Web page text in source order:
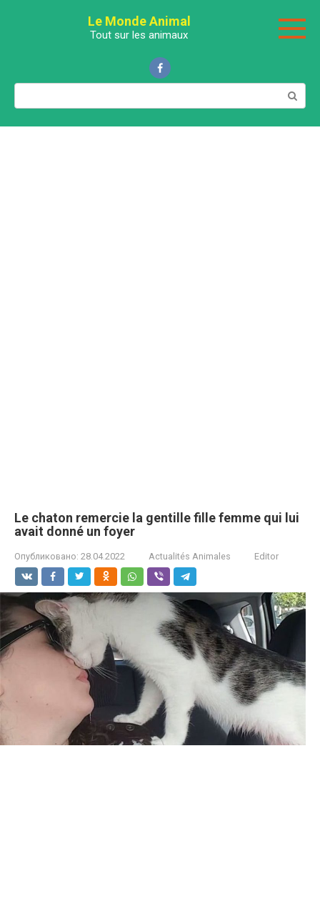
Le Monde Animal
Tout sur les animaux
Поиск:
Le chaton remercie la gentille fille femme qui lui
avait donné un foyer
Опубликовано: 28.04.2022 Actualités Animales Editor